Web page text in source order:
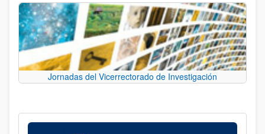
Jornadas del Vicerrectorado de Investigación